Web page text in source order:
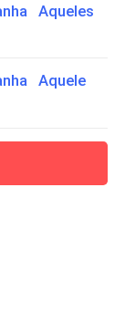
Aqueles
Aquele